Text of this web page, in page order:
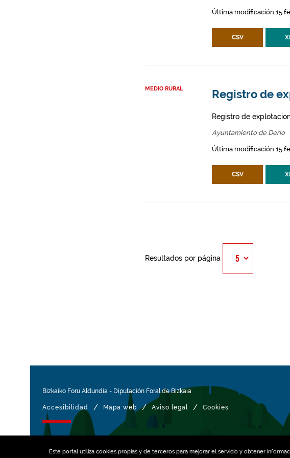
Este portal utiliza cookies propias y de terceros para mejorar el servicio y obtener
Última modificación 15
CSV
MEDIO RURAL Registro de
Registro de
Ayuntamiento de Derio
Última modificación 15
CSV
Resultados por página
Bizkaiko Foru Aldundia - Diputación Foral de Bizkaia
Accesibilidad / Mapa web / Aviso legal / Cookies